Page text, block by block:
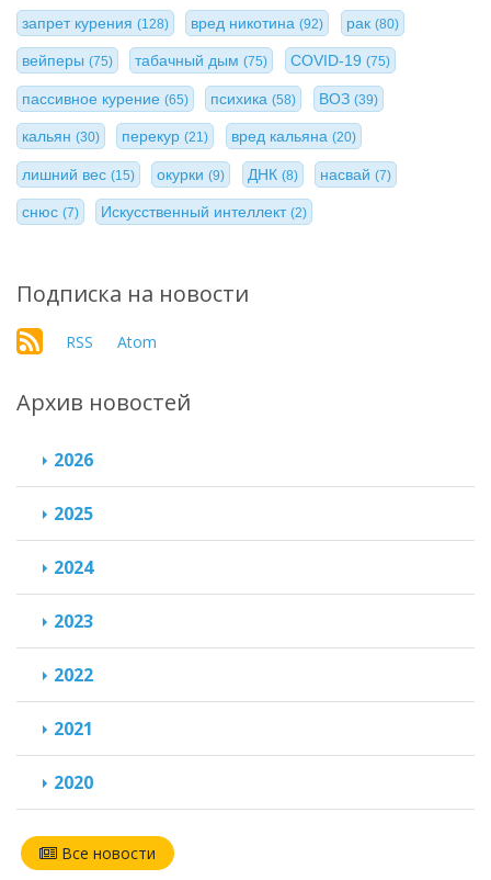
запрет курения (128) вред никотина(92) рак (80)
вейперы (75) табачный дым(75) COVID-19 (75)
пассивное курение (65) психика(58) ВОЗ (39)
кальян (30) перекур(21) вред кальяна (20)
лишний вес (15) окурки(9) ДНК (8) насвай(7)
снюс (7) Искусственный интеллект(2)
Подписка на новости
RSS Atom
Архив новостей
2026
2025
2024
2023
2022
2021
2020
Все новости